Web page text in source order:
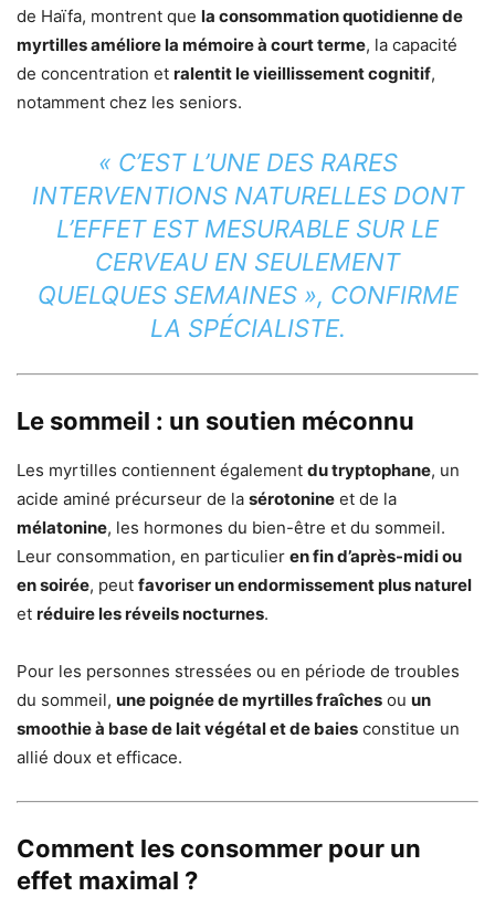
de Haïfa, montrent que la consommation quotidienne de
myrtilles améliore la mémoire à court terme, la capacité
de concentration et ralentit le vieillissement cognitif,
notamment chez les seniors.
« C’EST L’UNE DES RARES
INTERVENTIONS NATURELLES DONT
L’EFFET EST MESURABLE SUR LE
CERVEAU EN SEULEMENT
QUELQUES SEMAINES », CONFIRME
LA SPÉCIALISTE.
Le sommeil : un soutien méconnu
Les myrtilles contiennent également du tryptophane, un
acide aminé précurseur de la sérotonine et de la
mélatonine, les hormones du bien-être et du sommeil.
Leur consommation, en particulier en fin d’après-midi ou
en soirée, peut favoriser un endormissement plus naturel
et réduire les réveils nocturnes.
Pour les personnes stressées ou en période de troubles
du sommeil, une poignée de myrtilles fraîches ou un
smoothie à base de lait végétal et de baies constitue un
allié doux et efficace.
Comment les consommer pour un
effet maximal ?